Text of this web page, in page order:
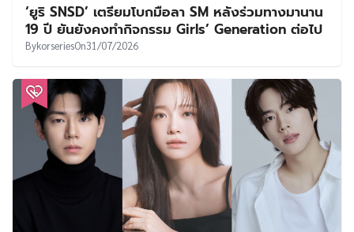
‘ยูริ SNSD’ เตรียมโบกมือลา SM หลังร่วมทางมานาน
19 ปี ยันยังคงทำกิจกรรม Girls’ Generation ต่อไป
BykorseriesOn31/07/2026